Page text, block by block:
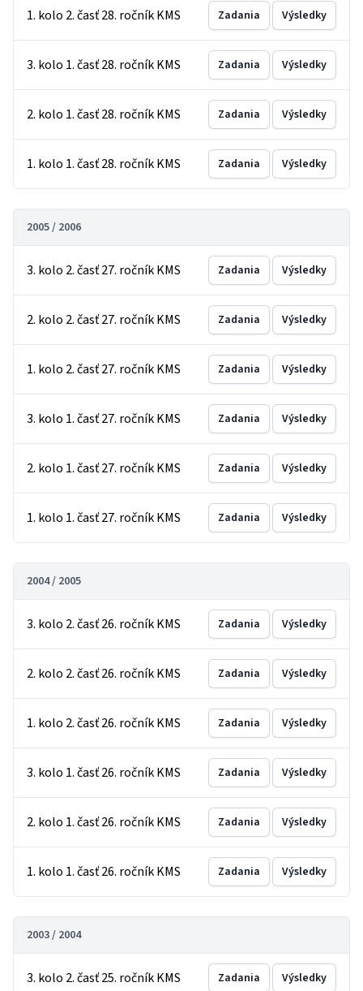
1. kolo 2. časť 28. ročník KMS Zadania Výsledky
3. kolo 1. časť 28. ročník KMS Zadania Výsledky
2. kolo 1. časť 28. ročník KMS Zadania Výsledky
1. kolo 1. časť 28. ročník KMS Zadania Výsledky
2005 / 2006
3. kolo 2. časť 27. ročník KMS Zadania Výsledky
2. kolo 2. časť 27. ročník KMS Zadania Výsledky
1. kolo 2. časť 27. ročník KMS Zadania Výsledky
3. kolo 1. časť 27. ročník KMS Zadania Výsledky
2. kolo 1. časť 27. ročník KMS Zadania Výsledky
1. kolo 1. časť 27. ročník KMS Zadania Výsledky
2004 / 2005
3. kolo 2. časť 26. ročník KMS Zadania Výsledky
2. kolo 2. časť 26. ročník KMS Zadania Výsledky
1. kolo 2. časť 26. ročník KMS Zadania Výsledky
3. kolo 1. časť 26. ročník KMS Zadania Výsledky
2. kolo 1. časť 26. ročník KMS Zadania Výsledky
1. kolo 1. časť 26. ročník KMS Zadania Výsledky
2003 / 2004
3. kolo 2. časť 25. ročník KMS Zadania Výsledky